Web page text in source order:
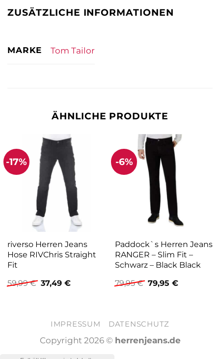
ZUSÄTZLICHE INFORMATIONEN
MARKE Tom Tailor
ÄHNLICHE PRODUKTE
-17%
riverso Herren Jeans
Hose RIVChris Straight
Fit
59,99€ Ursprünglicher
Preis
37,49 €Aktueller
-6%
Paddock`s Herren Jeans
RANGER – Slim Fit –
Schwarz – Black Black
79,95€ Ursprünglicher
Preis
79,95 €Aktueller
IMPRESSUM DATENSCHUTZ
Copyright 2026 © herrenjeans.de